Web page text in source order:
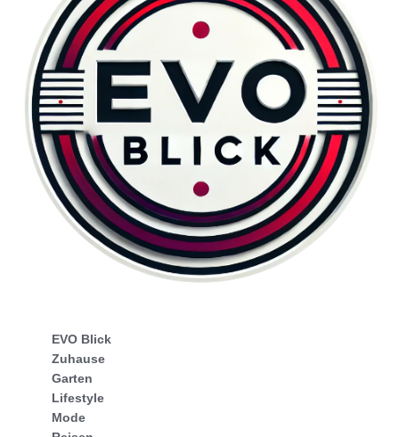
EVO Blick
Zuhause
Garten
Lifestyle
Mode